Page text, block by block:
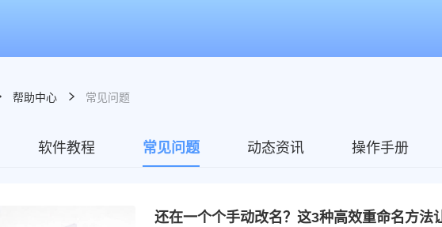
帮助中心 常见问题
软件教程 常见问题 动态资讯 操作手册
还在一个个手动改名？这3种高效重命名方法